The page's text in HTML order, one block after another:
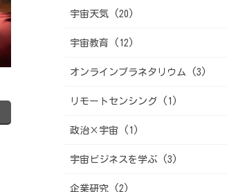
宇宙天気 (20)
宇宙教育 (12)
オンラインプラネタリウム (3)
リモートセンシング (1)
政治×宇宙 (1)
宇宙ビジネスを学ぶ (3)
企業研究 (2)